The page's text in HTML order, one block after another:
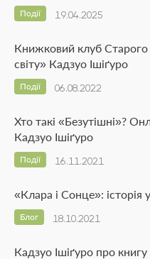
19.04.2025
Події
Книжковий клуб
світу» Кадзуо Ішіґуро
06.08.2022
Події
Хто такі «Безутішні»?
Кадзуо Ішіґуро
16.11.2021
Події
«Клара і Сонце»: історія
18.10.2021
Блог
Кадзуо Ішіґуро про